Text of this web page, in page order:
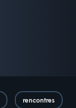
rencontres